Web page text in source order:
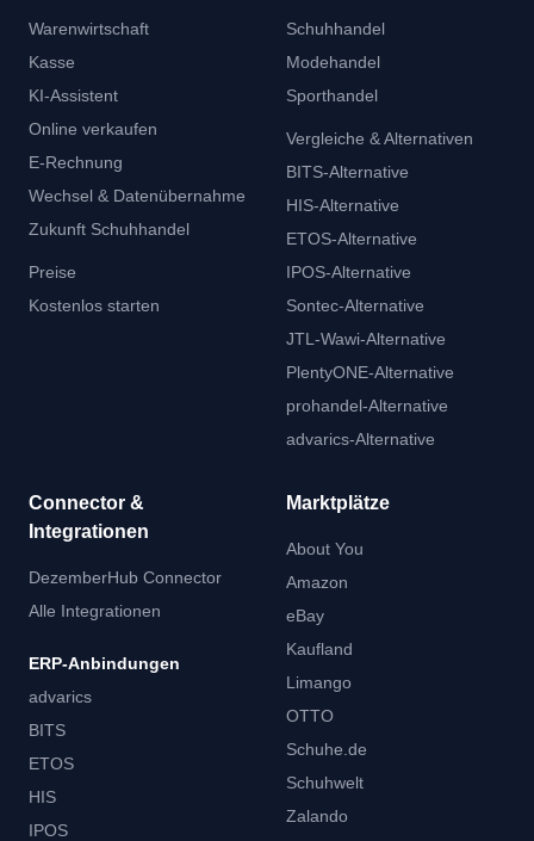
Warenwirtschaft
Kasse
KI-Assistent
Online verkaufen
E-Rechnung
Wechsel & Datenübernahme
Zukunft Schuhhandel
Preise
Kostenlos starten
Schuhhandel
Modehandel
Sporthandel
Vergleiche & Alternativen
BITS-Alternative
HIS-Alternative
ETOS-Alternative
IPOS-Alternative
Sontec-Alternative
JTL-Wawi-Alternative
PlentyONE-Alternative
prohandel-Alternative
advarics-Alternative
Connector &
Integrationen
DezemberHub Connector
Alle Integrationen
ERP-Anbindungen
advarics
BITS
ETOS
HIS
IPOS
Marktplätze
About You
Amazon
eBay
Kaufland
Limango
OTTO
Schuhe.de
Schuhwelt
Zalando